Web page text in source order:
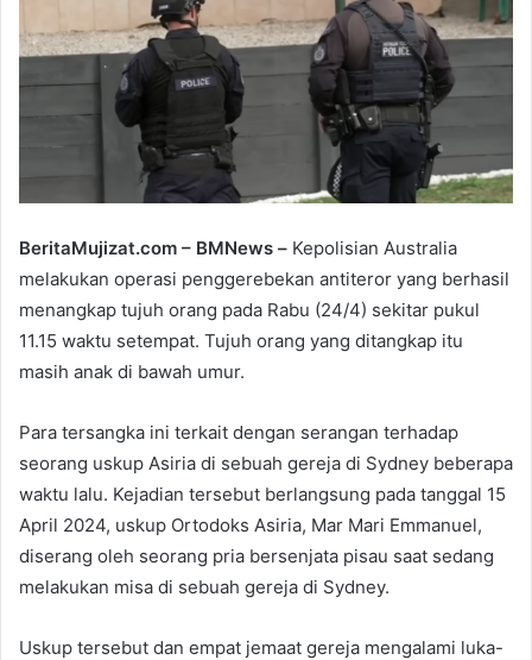
m
a
l
BeritaMujizat.com – BMNews – Kepolisian Australia
melakukan operasi penggerebekan antiteror yang berhasil
menangkap tujuh orang pada Rabu (24/4) sekitar pukul
11.15 waktu setempat. Tujuh orang yang ditangkap itu
masih anak di bawah umur.
Para tersangka ini terkait dengan serangan terhadap
seorang uskup Asiria di sebuah gereja di Sydney beberapa
waktu lalu. Kejadian tersebut berlangsung pada tanggal 15
April 2024, uskup Ortodoks Asiria, Mar Mari Emmanuel,
diserang oleh seorang pria bersenjata pisau saat sedang
melakukan misa di sebuah gereja di Sydney.
Uskup tersebut dan empat jemaat gereja mengalami luka-